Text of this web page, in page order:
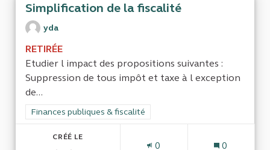
Simplification de la fiscalité
yda
RETIRÉE
Etudier l impact des propositions suivantes :
Suppression de tous impôt et taxe à l exception
de...
Filtrer les résultats de la catégorie : Finances publiques &
Finances publiques & fiscalité
CRÉÉ LE
0 0